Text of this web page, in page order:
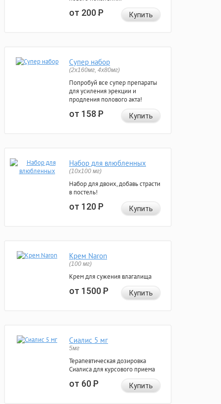
от 200Р Купить
Супер набор
(2х160мг, 4х80мг)
Попробуй все супер препараты
для усиления эрекции и
продления полового акта!
от 158Р Купить
Набор для влюбленных
(10х100 мг)
Набор для двоих, добавь страсти
в постель!
от 120Р Купить
Крем Naron
(100 мг)
Крем для сужения влагалища
от 1500Р Купить
Сиалис 5 мг
5мг
Терапевтическая дозировка
Сиалиса для курсового приема
от 60Р Купить